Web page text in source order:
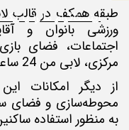
طبقه همکف در قالب
ورزشی بانوان و
اجتماعات، فضای
مرکزی، لابی من 24 ساعته طراحی گردیده است.
از دیگر امکانات
محوطه‌سازی و فضای
به منظور استفاده
​​​​​​​​​اینستاگرام ما را با